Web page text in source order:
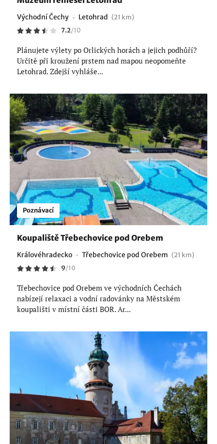
Východní Čechy Letohrad
(21 km)
7.2/10
Plánujete výlety po Orlických horách a jejich podhůří?
Určitě při kroužení prstem nad mapou neopomeňte
Letohrad. Zdejší vyhláše...
Poznávací
Koupaliště Třebechovice pod Orebem
Královéhradecko Třebechovice pod Orebem (21 km)
9/10
Třebechovice pod Orebem ve východních Čechách
nabízejí relaxaci a vodní radovánky na Městském
koupališti v místní části BOR. Ar...